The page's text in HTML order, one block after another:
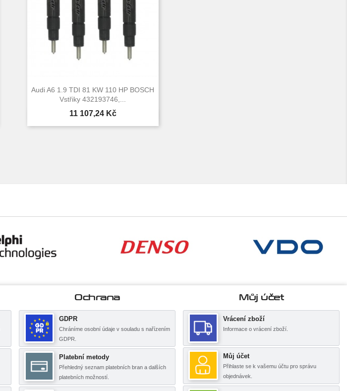
Audi A6 1.9 TDI 81 KW 110 HP BOSCH
Vstřiky 432193746,...
Cena
11 107,24 Kč
 Rychlý náhled
Ochrana
GDPR
Chráníme osobní údaje v souladu s nařízením
GDPR.
Platební metody
Přehledný seznam platebních bran a dalších
platebních možností.
Můj účet
Vrácení zboží
Informace o vrácení zboží.
Můj účet
Přihlaste se k vašemu účtu pro správu
objednávek.